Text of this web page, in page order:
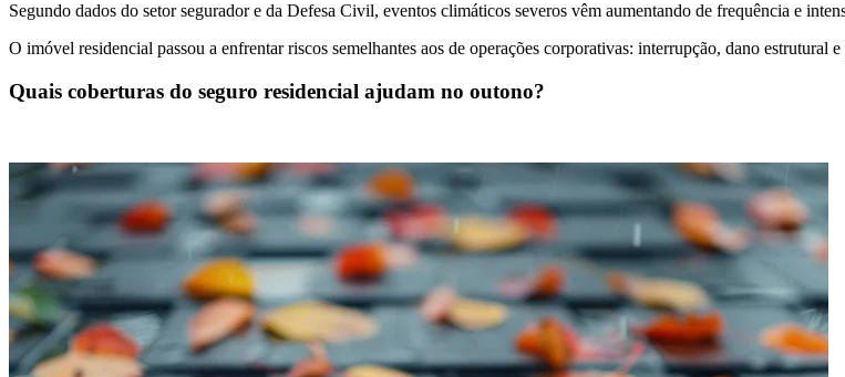
Segundo dados do setor segurador e da Defesa Civil, eventos climáticos severos vêm aumentando de frequência e
O imóvel residencial passou a enfrentar riscos semelhantes aos de operações corporativas: interrupção, dano estrutural
Quais coberturas do seguro residencial ajudam no outono?